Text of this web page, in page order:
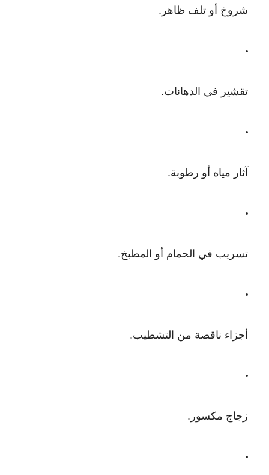
شروخ أو تلف ظاهر.
تقشير في الدهانات.
آثار مياه أو رطوبة.
تسريب في الحمام أو المطبخ.
أجزاء ناقصة من التشطيب.
زجاج مكسور.